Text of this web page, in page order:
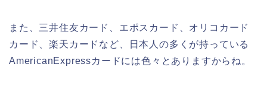
また、三井住友カード、エポスカード、オリコカード
カード、楽天カードなど、日本人の多くが持っている
AmericanExpressカードには色々とありますからね。